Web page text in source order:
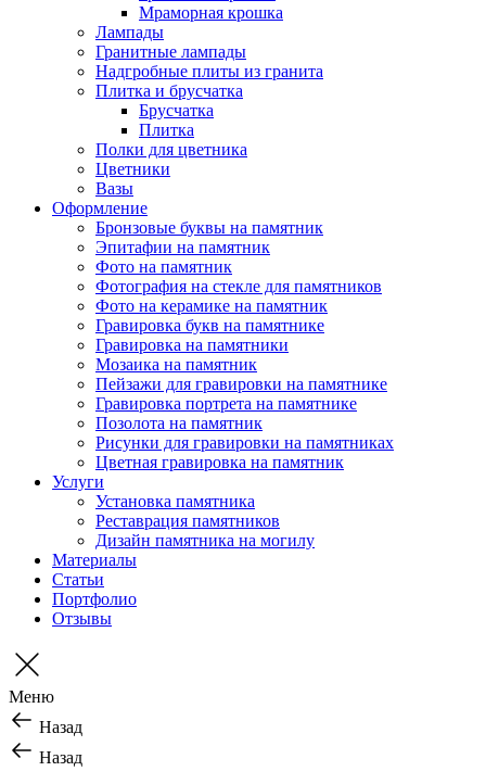
Мраморная крошка
Лампады
Гранитные лампады
Надгробные плиты из гранита
Плитка и брусчатка
Брусчатка
Плитка
Полки для цветника
Цветники
Вазы
Оформление
Бронзовые буквы на памятник
Эпитафии на памятник
Фото на памятник
Фотография на стекле для памятников
Фото на керамике на памятник
Гравировка букв на памятнике
Гравировка на памятники
Мозаика на памятник
Пейзажи для гравировки на памятнике
Гравировка портрета на памятнике
Позолота на памятник
Рисунки для гравировки на памятниках
Цветная гравировка на памятник
Услуги
Установка памятника
Реставрация памятников
Дизайн памятника на могилу
Материалы
Статьи
Портфолио
Отзывы
Меню
Назад
Назад